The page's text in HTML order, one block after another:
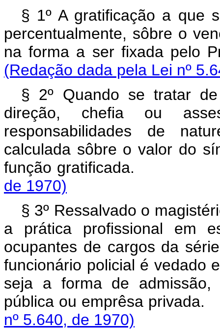
§ 1º A gratificação a que
percentualmente, sôbre o
na forma a ser fixada pelo
(Redação dada pela Lei nº
§ 2º Quando se tratar
direção, chefia ou
responsabilidades de
calculada sôbre o valor do
função
de 1970)
§ 3º Ressalvado o
a prática profissional em
ocupantes de cargos da
funcionário policial é vedado
seja a forma de admissão,
pública ou
nº 5.640, de 1970)